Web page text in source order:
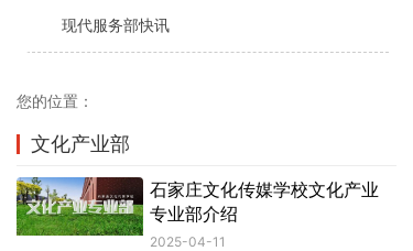
现代服务部快讯
您的位置：
文化产业部
石家庄文化传媒学校文化产业
专业部介绍
2025-04-11